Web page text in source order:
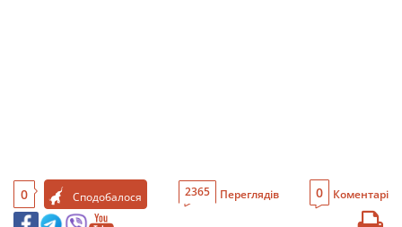
0 Сподобалося 2365 Переглядів 0 Коментарі